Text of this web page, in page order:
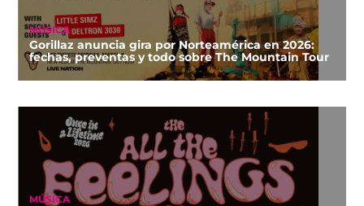
MÚSICA
Gorillaz anuncia gira por Norteamérica en 2026:
fechas, preventas y todo sobre The Mountain Tour
MÚSICA